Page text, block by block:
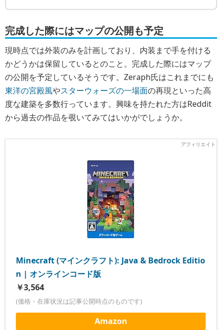
完成した際にはマップの公開も予定
現時点では外装のみを計画しており、内装まで手を付ける
かどうかは保留しているとのこと。完成した際にはマップ
の公開を予定しているそうです。Zeraph氏はこれまでにも
東洋の宮殿風やスターウォーズの一場面の再現といった高
度な建築を多数行っています。興味を持たれた方はReddit
から過去の作品を覗いてみてはいかがでしょうか。
Minecraft (マインクラフト): Java & Bedrock Editio
n | オンラインコード版
￥3,564
(価格・在庫状況は記事公開時点のものです)
Amazon